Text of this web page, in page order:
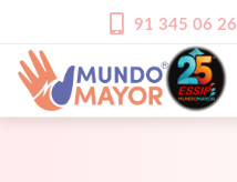
91 345 06 26